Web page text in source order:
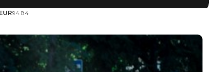
EUR94.84